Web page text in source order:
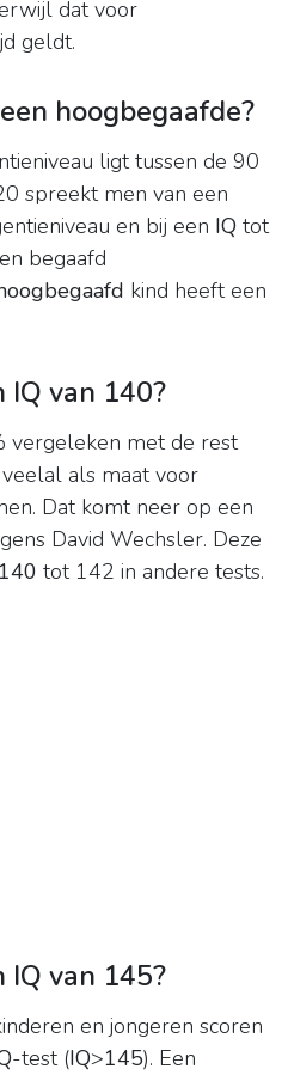
dat voor
geldt.
hoogbegaafde?
ligt tussen de 90
spreekt men van een
en bij een IQ tot
begaafd
kind heeft een
van 140?
vergeleken met de rest
als maat voor
Dat komt neer op een
David Wechsler. Deze
140 tot 142 in andere tests.
van 145?
en jongeren scoren
-test (IQ>145). Een